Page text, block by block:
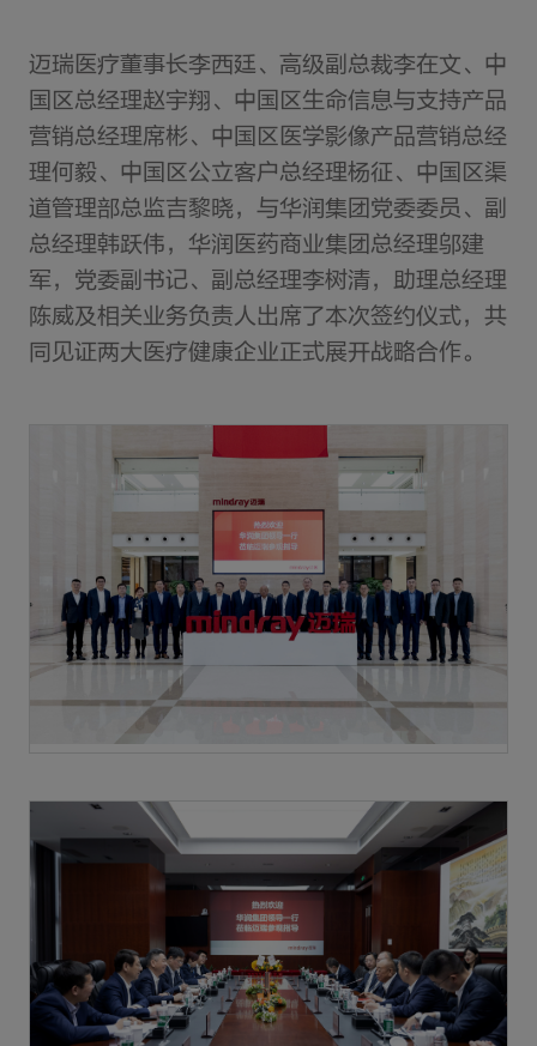
迈瑞医疗董事长李西廷、高级副总裁李在文、中
国区总经理赵宇翔、中国区生命信息与支持产品
营销总经理席彬、中国区医学影像产品营销总经
理何毅、中国区公立客户总经理杨征、中国区渠
道管理部总监吉黎晓，与华润集团党委委员、副
总经理韩跃伟，华润医药商业集团总经理邬建
军，党委副书记、副总经理李树清，助理总经理
陈威及相关业务负责人出席了本次签约仪式，共
同见证两大医疗健康企业正式展开战略合作。